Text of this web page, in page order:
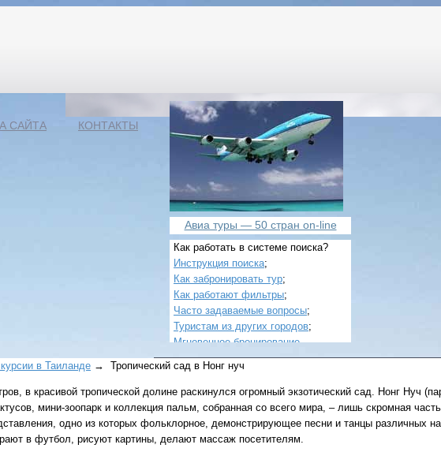
САЙТА КОНТАКТЫ
Авиа туры — 50 стран on-line
Как работать в системе поиска?
Инструкция поиска;
Как забронировать тур;
Как работают фильтры;
Часто задаваемые вопросы;
Туристам из других городов;
Мгновенное бронирование.
в Таиланде → Тропический сад в Нонг нуч
в красивой тропической долине раскинулся огромный экзотический сад. Нонг Нуч
мини-зоопарк и коллекция пальм, собранная со всего мира, – лишь скромная
одно из которых фольклорное, демонстрирующее песни и танцы различных
в футбол, рисуют картины, делают массаж посетителям.